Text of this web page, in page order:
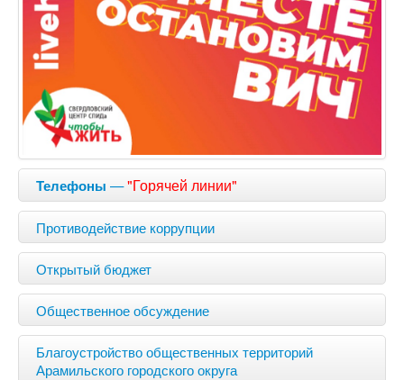
Телефоны —"Горячей линии"
Противодействие коррупции
Открытый бюджет
Общественное обсуждение
Благоустройство общественных территорий
Арамильского городского округа